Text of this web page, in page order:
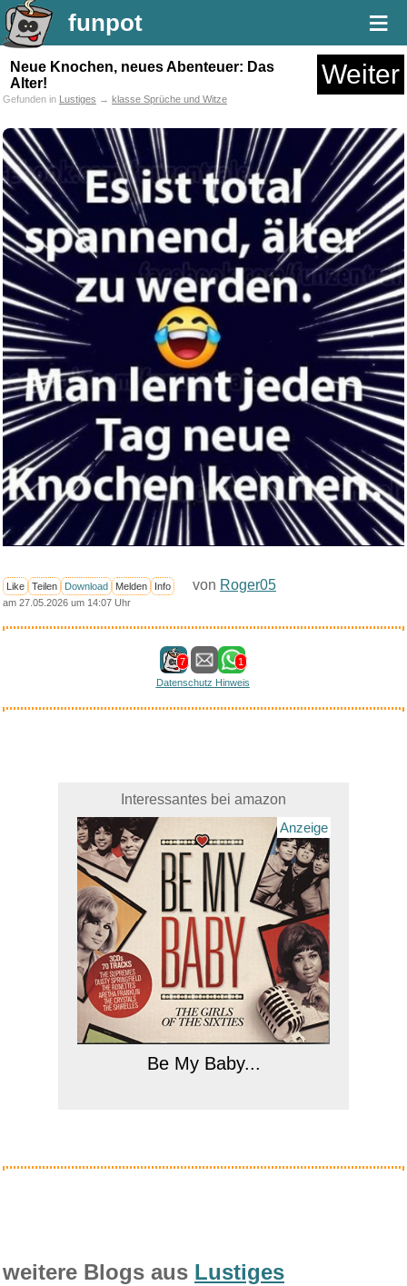
funpot ≡
Neue Knochen, neues Abenteuer: Das
Alter!
Weiter
Gefunden in Lustiges → klasse Sprüche und Witze
Like Teilen Download Melden Info von Roger05
am 27.05.2026 um 14:07 Uhr
7
1
Datenschutz Hinweis
Interessantes bei amazon
Anzeige
Be My Baby...
weitere Blogs aus Lustiges